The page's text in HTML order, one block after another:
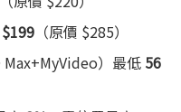
$199 （原價 $285）
）最低 56